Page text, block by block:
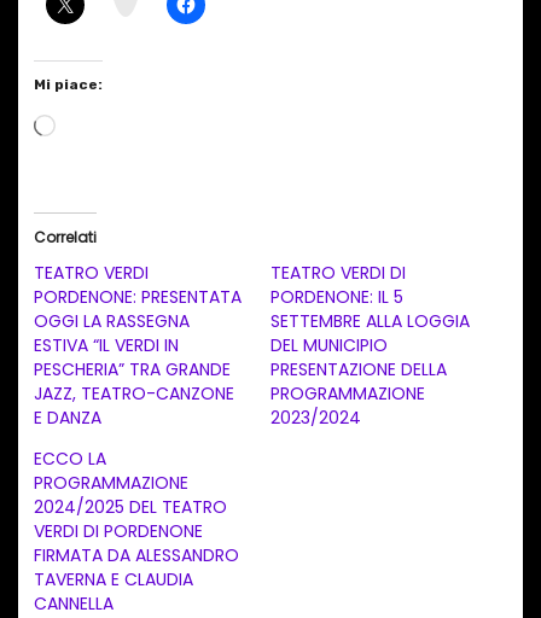
Mi piace:
C
a
m
e
n
t
o
i
n
c
o
Correlati
TEATRO VERDI
PORDENONE: PRESENTATA
OGGI LA RASSEGNA
ESTIVA “IL VERDI IN
PESCHERIA” TRA GRANDE
JAZZ, TEATRO-CANZONE
E DANZA
TEATRO VERDI DI
PORDENONE: IL 5
SETTEMBRE ALLA LOGGIA
DEL MUNICIPIO
PRESENTAZIONE DELLA
PROGRAMMAZIONE
2023/2024
ECCO LA
PROGRAMMAZIONE
2024/2025 DEL TEATRO
VERDI DI PORDENONE
FIRMATA DA ALESSANDRO
TAVERNA E CLAUDIA
CANNELLA